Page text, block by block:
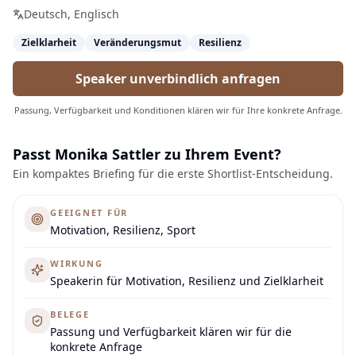
Deutsch, Englisch
Zielklarheit Veränderungsmut Resilienz
Speaker unverbindlich anfragen
Passung, Verfügbarkeit und Konditionen klären wir für Ihre konkrete Anfrage.
Passt Monika Sattler zu Ihrem Event?
Ein kompaktes Briefing für die erste Shortlist-Entscheidung.
GEEIGNET FÜR
Motivation, Resilienz, Sport
WIRKUNG
Speakerin für Motivation, Resilienz und Zielklarheit
BELEGE
Passung und Verfügbarkeit klären wir für die
konkrete Anfrage